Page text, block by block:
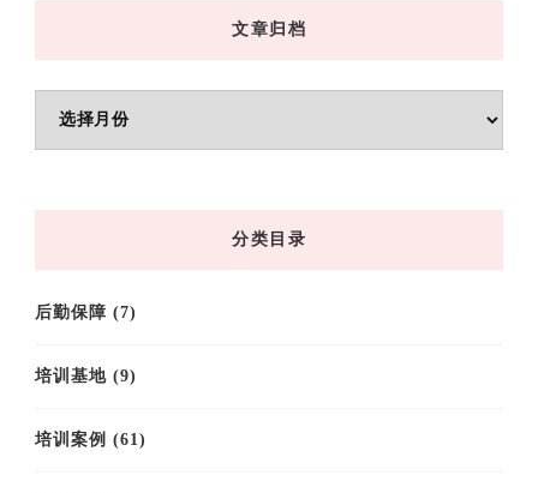
文章归档
章
分类目录
后勤保障 (7)
培训基地 (9)
培训案例 (61)